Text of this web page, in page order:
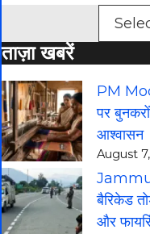
ताज़ा खबरें
PM
पर
आश्वासन
August
Jammu
बैरिकेड
और